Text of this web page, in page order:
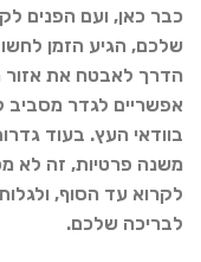
כבר כאן, ועם הפנים
שלכם, הגיע הזמן
הדרך לאבטח את אזור
אפשריים לגדר מסביב
בוודאי העץ. בעוד
משנה פרטיות, זה לא
לקרוא עד הסוף,
לבריכה שלכם.